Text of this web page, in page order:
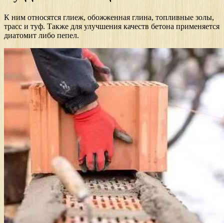
К ним относятся глиеж, обожженная глина, топливные золы,
трасс и туф. Также для улучшения качеств бетона применяется
диатомит либо пепел.